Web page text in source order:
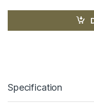
Specification